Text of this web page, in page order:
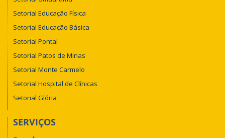
Setorial Educação Física
Setorial Educação Básica
Setorial Pontal
Setorial Patos de Minas
Setorial Monte Carmelo
Setorial Hospital de Clínicas
Setorial Glória
SERVIÇOS